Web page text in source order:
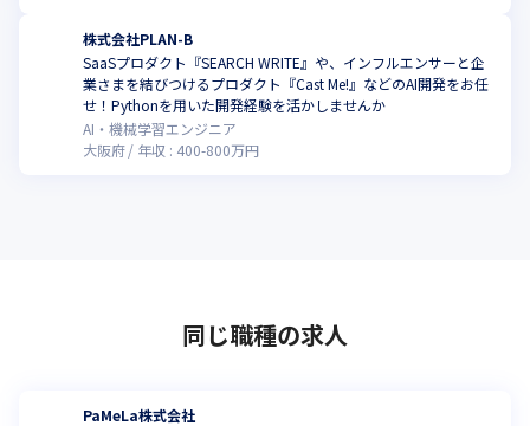
株式会社PLAN-B
SaaSプロダクト『SEARCH WRITE』や、インフルエンサーと企
業さまを結びつけるプロダクト『Cast Me!』などのAI開発をお任
せ！Pythonを用いた開発経験を活かしませんか
AI・機械学習エンジニア
大阪府
年収 : 400-800万円
同じ職種の求人
PaMeLa株式会社